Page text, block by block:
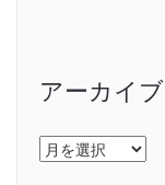
アーカイブ
ア
ー